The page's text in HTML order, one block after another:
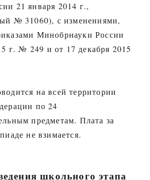
21 января 2014 г.,
№ 31060), с изменениями,
Минобрнауки России
г. № 249 и от 17 декабря 2015
на всей территории
по 24
предметам. Плата за
не взимается.
школьного этапа